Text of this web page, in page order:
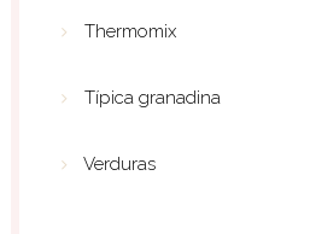
Thermomix
Típica granadina
Verduras